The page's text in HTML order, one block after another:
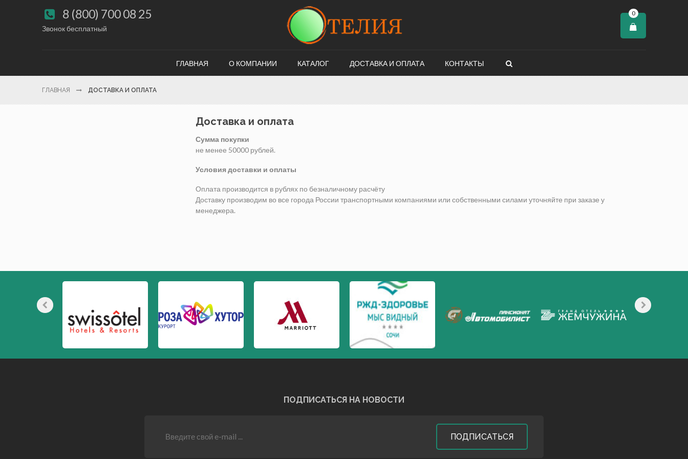
 8 (800) 700 08 25
Звонок бесплатный
0
ГЛАВНАЯ О КОМПАНИИ КАТАЛОГ ДОСТАВКА И ОПЛАТА КОНТАКТЫ
ГЛАВНАЯ ДОСТАВКА И ОПЛАТА
Доставка и оплата
Сумма покупки
не менее 50000 рублей.
Условия доставки и оплаты
Оплата производится в рублях по безналичному расчёту
Доставку производим во все города России транспортными компаниями или собственными силами уточняйте при заказе у
менеджера.
ПОДПИСАТЬСЯ НА НОВОСТИ
ПОДПИСАТЬСЯ